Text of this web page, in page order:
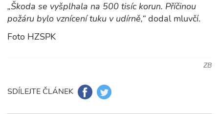
„Škoda se vyšplhala na 500 tisíc korun. Příčinou
požáru bylo vznícení tuku v udírně,“ dodal mluvčí.
Foto HZSPK
ZB
SDÍLEJTE ČLÁNEK